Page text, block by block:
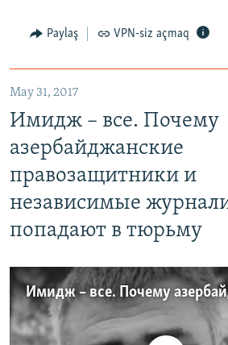
Paylaş VPN-siz açmaq
May 31, 2017
Имидж – все. Почему
азербайджанские
правозащитники и
независимые
попадают в тюрьму